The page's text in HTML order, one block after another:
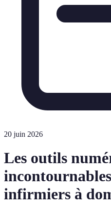
20 juin 2026
Les outils
infirmiers à